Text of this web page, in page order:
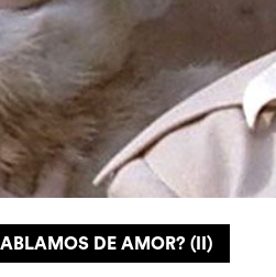
DE AMOR? (II)